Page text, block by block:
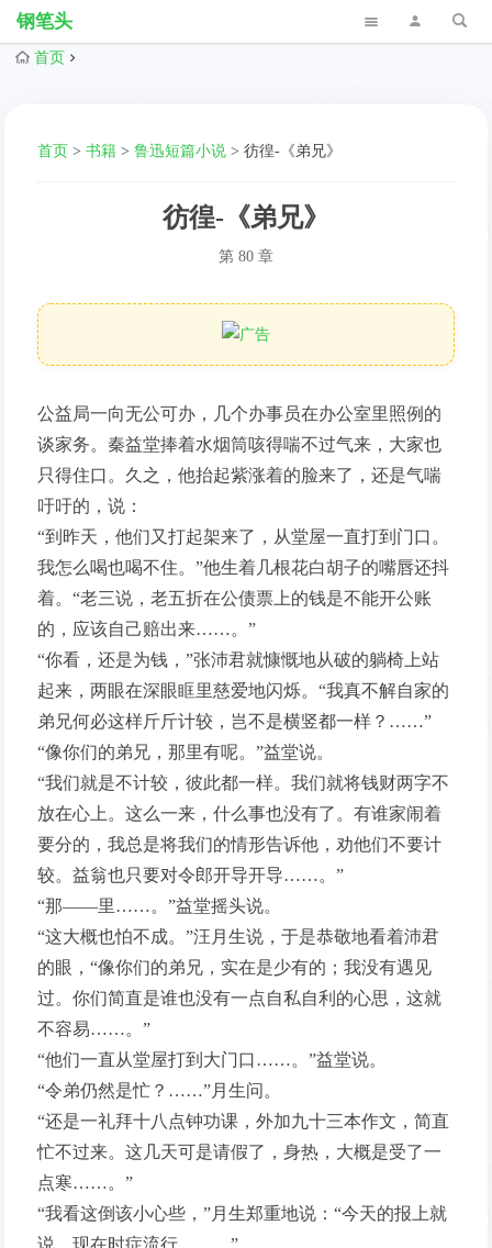
钢笔头
首页
首页 >书籍 >鲁迅短篇小说 >彷徨-《弟兄》
彷徨-《弟兄》
第 80 章
公益局一向无公可办，几个办事员在办公室里照例的
谈家务。秦益堂捧着水烟筒咳得喘不过气来，大家也
只得住口。久之，他抬起紫涨着的脸来了，还是气喘
吁吁的，说：
“到昨天，他们又打起架来了，从堂屋一直打到门口。
我怎么喝也喝不住。”他生着几根花白胡子的嘴唇还抖
着。“老三说，老五折在公债票上的钱是不能开公账
的，应该自己赔出来……。”
“你看，还是为钱，”张沛君就慷慨地从破的躺椅上站
起来，两眼在深眼眶里慈爱地闪烁。“我真不解自家的
弟兄何必这样斤斤计较，岂不是横竖都一样？……”
“像你们的弟兄，那里有呢。”益堂说。
“我们就是不计较，彼此都一样。我们就将钱财两字不
放在心上。这么一来，什么事也没有了。有谁家闹着
要分的，我总是将我们的情形告诉他，劝他们不要计
较。益翁也只要对令郎开导开导……。”
“那——里……。”益堂摇头说。
“这大概也怕不成。”汪月生说，于是恭敬地看着沛君
的眼，“像你们的弟兄，实在是少有的；我没有遇见
过。你们简直是谁也没有一点自私自利的心思，这就
不容易……。”
“他们一直从堂屋打到大门口……。”益堂说。
“令弟仍然是忙？……”月生问。
“还是一礼拜十八点钟功课，外加九十三本作文，简直
忙不过来。这几天可是请假了，身热，大概是受了一
点寒……。”
“我看这倒该小心些，”月生郑重地说：“今天的报上就
说，现在时症流行……。”